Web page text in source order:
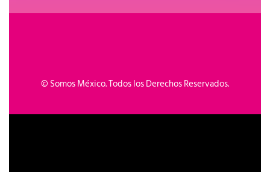
© Somos México. Todos los Derechos Reservados.